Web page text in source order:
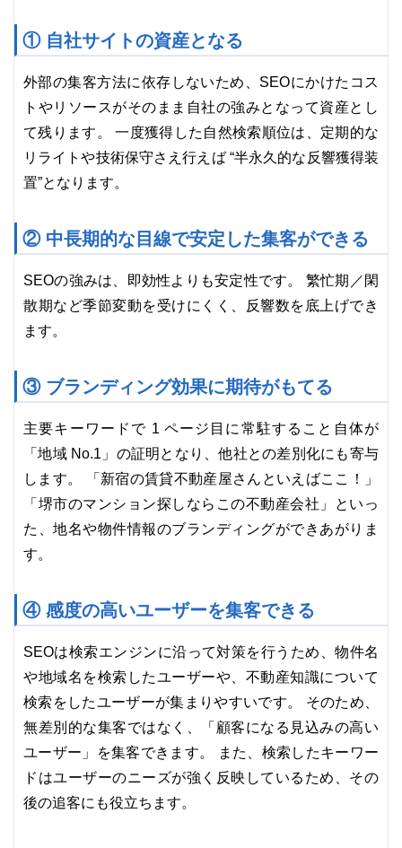
① 自社サイトの資産となる
外部の集客方法に依存しないため、SEOにかけたコス
トやリソースがそのまま自社の強みとなって資産とし
て残ります。 一度獲得した自然検索順位は、定期的な
リライトや技術保守さえ行えば “半永久的な反響獲得装
置”となります。
② 中長期的な目線で安定した集客ができる
SEOの強みは、即効性よりも安定性です。 繁忙期／閑
散期など季節変動を受けにくく、反響数を底上げでき
ます。
③ ブランディング効果に期待がもてる
主要キーワードで 1 ページ目に常駐すること自体が
「地域 No.1」の証明となり、他社との差別化にも寄与
します。 「新宿の賃貸不動産屋さんといえばここ！」
「堺市のマンション探しならこの不動産会社」といっ
た、地名や物件情報のブランディングができあがりま
す。
④ 感度の高いユーザーを集客できる
SEOは検索エンジンに沿って対策を行うため、物件名
や地域名を検索したユーザーや、不動産知識について
検索をしたユーザーが集まりやすいです。 そのため、
無差別的な集客ではなく、「顧客になる見込みの高い
ユーザー」を集客できます。 また、検索したキーワー
ドはユーザーのニーズが強く反映しているため、その
後の追客にも役立ちます。